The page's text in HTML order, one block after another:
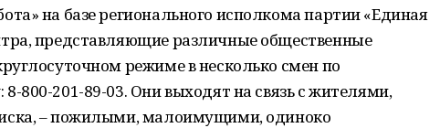
на базе регионального исполкома партии «Единая
представляющие различные общественные
режиме в несколько смен по
800-201-89-03. Они выходят на связь с жителями,
– пожилыми, малоимущими, одиноко